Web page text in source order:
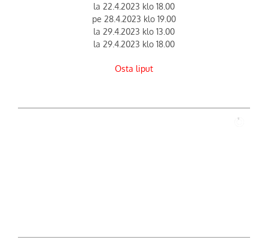
la 22.4.2023 klo 18.00
pe 28.4.2023 klo 19.00
la 29.4.2023 klo 13.00
la 29.4.2023 klo 18.00
Osta liput